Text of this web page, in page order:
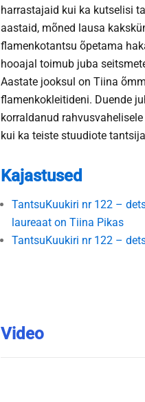
harrastajaid kui ka kutselisi
aastaid, mõned lausa
flamenkotantsu õpetama
hooajal toimub juba
Aastate jooksul on Tiina
flamenkokleitideni. Duende
korraldanud
kui ka teiste stuudiote
Kajastused
TantsuKuukiri nr 122 –
laureaat on Tiina Pikas
TantsuKuukiri nr 122 –
Video